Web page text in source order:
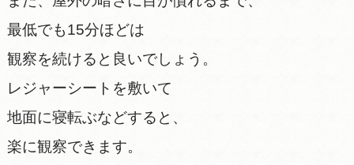
最低でも15分ほどは
観察を続けると良いでしょう。
レジャーシートを敷いて
地面に寝転ぶなどすると、
楽に観察できます。